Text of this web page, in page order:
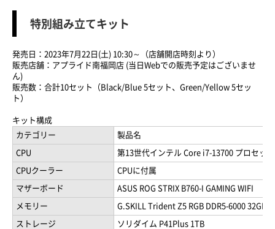
特別組み立てキット
発売日：2023年7月22日(土) 10:30～（店舗開店時刻より）
販売店舗：アプライド南福岡店 (当日Webでの販売予定はございませ
ん)
販売数：合計10セット（Black/Blue 5セット、Green/Yellow 5セッ
ト）
キット構成
カテゴリー
製品名
CPU 第13世代インテル Core i7-13700 プロセッ
CPUクーラー CPUに付属
マザーボード ASUS ROG STRIX B760-I GAMING WIFI
メモリー G.SKILL Trident Z5 RGB DDR5-6000 32GB
ストレージ ソリダイム P41Plus 1TB